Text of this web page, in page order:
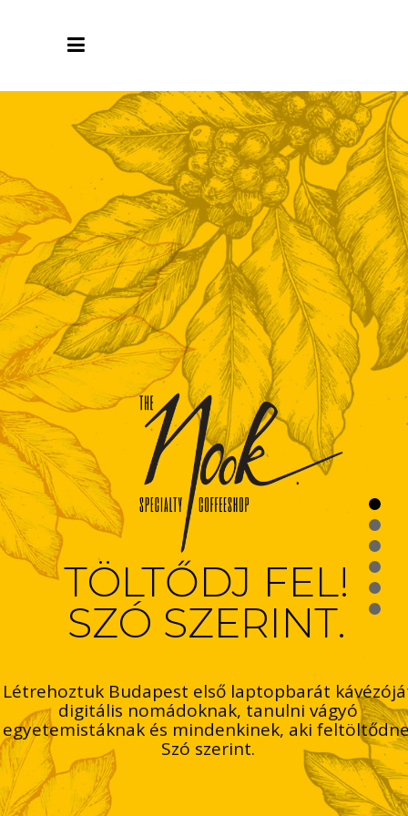
TÖLTŐDJ FEL!
SZÓ SZERINT.
Létrehoztuk Budapest első laptopbarát
digitális nomádoknak, tanulni vágyó
egyetemistáknak és mindenkinek, aki
Szó szerint.